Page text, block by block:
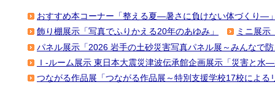
おすすめ本コーナー「整える夏―暑さに負けない体づくり―
飾り棚展示「写真でふりかえる20年のあゆみ」
ミニ展示
パネル展示「2026 岩手の土砂災害写真パネル展～みんなで
Ｉ-ルーム展示 東日本大震災津波伝承館企画展示「災害と
つながる作品展「つながる作品展～特別支援学校17校による